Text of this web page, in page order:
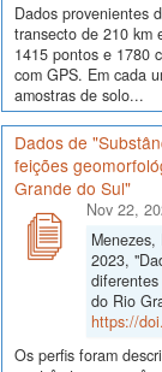
Dados provenientes
transecto de 210 km
1415 pontos e 1780
com GPS. Em cada
amostras de solo...
Dados de
feições
Grande do Sul"
Nov 22,
2023,
do Rio
https://
Os perfis foram